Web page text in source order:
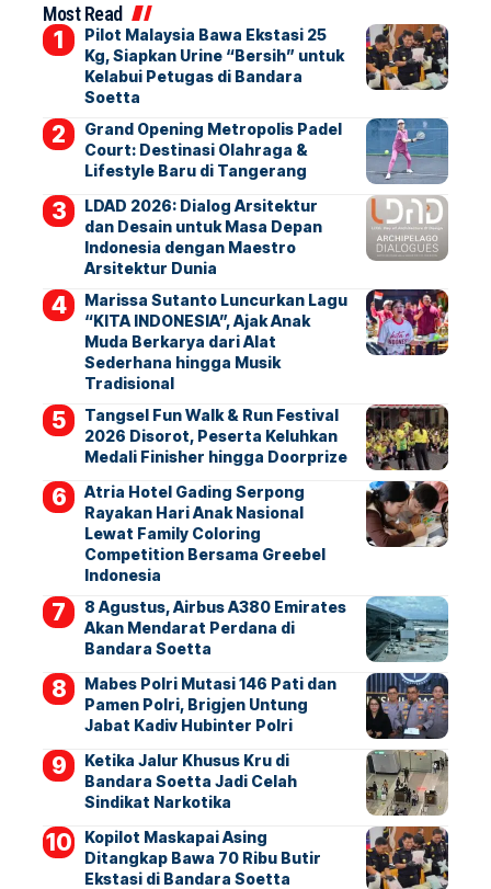
Most Read
Pilot Malaysia Bawa Ekstasi 25
Kg, Siapkan Urine “Bersih” untuk
Kelabui Petugas di Bandara
Soetta
Grand Opening Metropolis Padel
Court: Destinasi Olahraga &
Lifestyle Baru di Tangerang
LDAD 2026: Dialog Arsitektur
dan Desain untuk Masa Depan
Indonesia dengan Maestro
Arsitektur Dunia
Marissa Sutanto Luncurkan Lagu
“KITA INDONESIA”, Ajak Anak
Muda Berkarya dari Alat
Sederhana hingga Musik
Tradisional
Tangsel Fun Walk & Run Festival
2026 Disorot, Peserta Keluhkan
Medali Finisher hingga Doorprize
Atria Hotel Gading Serpong
Rayakan Hari Anak Nasional
Lewat Family Coloring
Competition Bersama Greebel
Indonesia
8 Agustus, Airbus A380 Emirates
Akan Mendarat Perdana di
Bandara Soetta
Mabes Polri Mutasi 146 Pati dan
Pamen Polri, Brigjen Untung
Jabat Kadiv Hubinter Polri
Ketika Jalur Khusus Kru di
Bandara Soetta Jadi Celah
Sindikat Narkotika
Kopilot Maskapai Asing
Ditangkap Bawa 70 Ribu Butir
Ekstasi di Bandara Soetta